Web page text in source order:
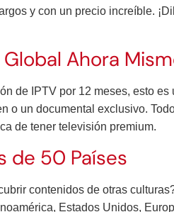
y con un precio increíble.
Ahora
de IPTV por 12 meses, esto
o un documental exclusivo.
de tener televisión premium.
de 50 Países
contenidos de otras
Estados Unidos,